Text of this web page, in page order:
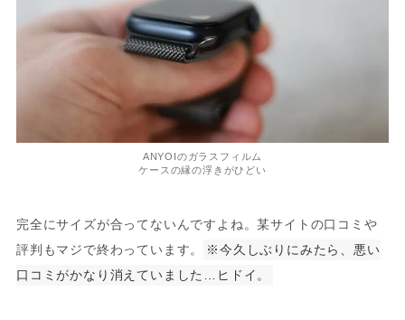
ANYOIのガラスフィルム
ケースの縁の浮きがひどい
完全にサイズが合ってないんですよね。某サイトの口コミや
評判もマジで終わっています。
※今久しぶりにみたら、悪い
口コミがかなり消えていました…ヒドイ。